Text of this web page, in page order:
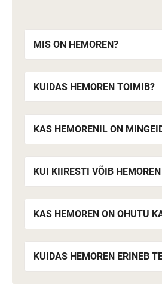
MIS ON HEMOREN?
KUIDAS HEMOREN TOIMIB?
KAS HEMORENIL ON
KUI KIIRESTI VÕIB
KAS HEMOREN ON OHUTU
KUIDAS HEMOREN ERINEB